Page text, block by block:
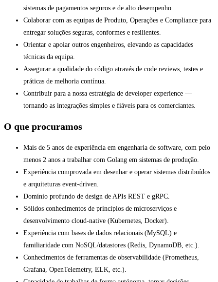
sistemas de pagamentos seguros e de alto desempenho.
Colaborar com as equipas de Produto, Operações e Compliance para
entregar soluções seguras, conformes e resilientes.
Orientar e apoiar outros engenheiros, elevando as capacidades
técnicas da equipa.
Assegurar a qualidade do código através de code reviews, testes e
práticas de melhoria contínua.
Contribuir para a nossa estratégia de developer experience —
tornando as integrações simples e fiáveis para os comerciantes.
O que procuramos
Mais de 5 anos de experiência em engenharia de software, com pelo
menos 2 anos a trabalhar com Golang em sistemas de produção.
Experiência comprovada em desenhar e operar sistemas distribuídos
e arquiteturas event-driven.
Domínio profundo de design de APIs REST e gRPC.
Sólidos conhecimentos de princípios de microserviços e
desenvolvimento cloud-native (Kubernetes, Docker).
Experiência com bases de dados relacionais (MySQL) e
familiaridade com NoSQL/datastores (Redis, DynamoDB, etc.).
Conhecimentos de ferramentas de observabilidade (Prometheus,
Grafana, OpenTelemetry, ELK, etc.).